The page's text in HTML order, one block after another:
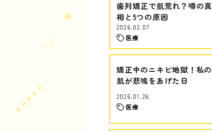
歯列矯正で肌荒れ？噂の真
相と5つの原因
2026.02.07
医療
矯正中のニキビ地獄！私の
肌が悲鳴をあげた日
2026.01.26
医療